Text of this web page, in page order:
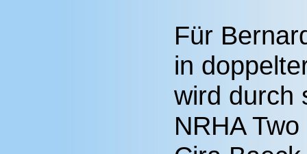
Für
in
wird durch
NRHA